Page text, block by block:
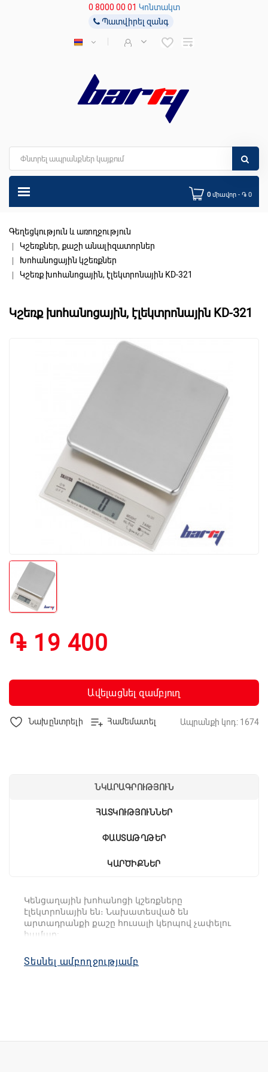
0 8000 00 01 Կոնտակտ
Պատվիրել զանգ
0 միավոր - ֏ 0
Գեղեցկություն և առողջություն
Կշեռքներ, քաշի անալիզատորներ
Խոհանոցային կշեռքներ
Կշեռք խոհանոցային, էլեկտրոնային KD-321
Կշեռք խոհանոցային, էլեկտրոնային KD-321
֏ 19 400
Ավելացնել զամբյուղ
Նախընտրելի Համեմատել Ապրանքի կոդ: 1674
ՆԿԱՐԱԳՐՈՒԹՅՈՒՆ
ՀԱՏԿՈՒԹՅՈՒՆՆԵՐ
ՓԱՍՏԱԹՂԹԵՐ
ԿԱՐԾԻՔՆԵՐ
Կենցաղային խոհանոցի կշեռքները
էլեկտրոնային են։ Նախատեսված են
արտադրանքի քաշը հուսալի կերպով չափելու
համար:
Այս կշեռքները կարող են կշռել ինչպես գրամ/
կիլոգրամ, այնպես էլ միլիլիտր/լիտր: Ներառված է
պրակտիկ օգտագործման համար, ունի ոճային
Տեսնել ամբողջությամբ